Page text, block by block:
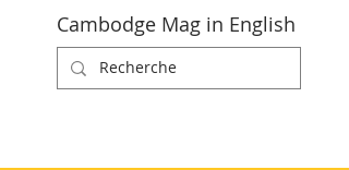
Cambodge Mag in English